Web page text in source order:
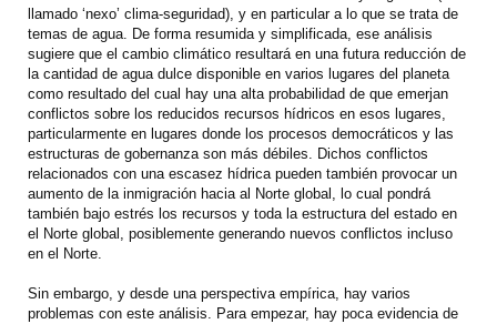
llamado ‘nexo’ clima-seguridad), y en particular a lo que se trata de
temas de agua. De forma resumida y simplificada, ese análisis
sugiere que el cambio climático resultará en una futura reducción de
la cantidad de agua dulce disponible en varios lugares del planeta
como resultado del cual hay una alta probabilidad de que emerjan
conflictos sobre los reducidos recursos hídricos en esos lugares,
particularmente en lugares donde los procesos democráticos y las
estructuras de gobernanza son más débiles. Dichos conflictos
relacionados con una escasez hídrica pueden también provocar un
aumento de la inmigración hacia al Norte global, lo cual pondrá
también bajo estrés los recursos y toda la estructura del estado en
el Norte global, posiblemente generando nuevos conflictos incluso
en el Norte.
Sin embargo, y desde una perspectiva empírica, hay varios
problemas con este análisis. Para empezar, hay poca evidencia de